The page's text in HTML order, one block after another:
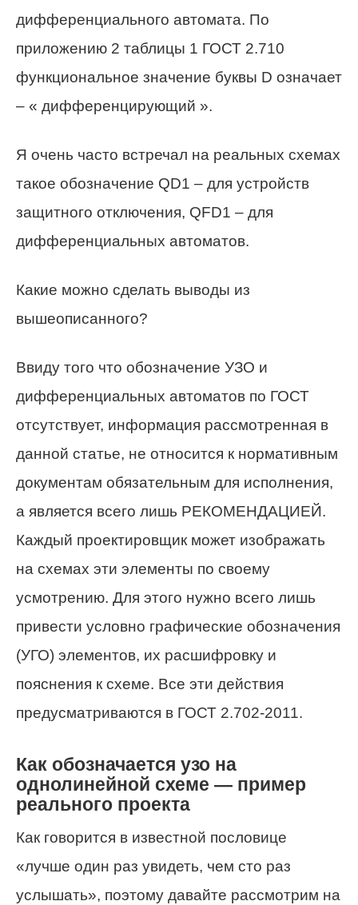
дифференциального автомата. По
приложению 2 таблицы 1 ГОСТ 2.710
функциональное значение буквы D означает
– « дифференцирующий ».
Я очень часто встречал на реальных схемах
такое обозначение QD1 – для устройств
защитного отключения, QFD1 – для
дифференциальных автоматов.
Какие можно сделать выводы из
вышеописанного?
Ввиду того что обозначение УЗО и
дифференциальных автоматов по ГОСТ
отсутствует, информация рассмотренная в
данной статье, не относится к нормативным
документам обязательным для исполнения,
а является всего лишь РЕКОМЕНДАЦИЕЙ.
Каждый проектировщик может изображать
на схемах эти элементы по своему
усмотрению. Для этого нужно всего лишь
привести условно графические обозначения
(УГО) элементов, их расшифровку и
пояснения к схеме. Все эти действия
предусматриваются в ГОСТ 2.702-2011.
Как обозначается узо на
однолинейной схеме — пример
реального проекта
Как говорится в известной пословице
«лучше один раз увидеть, чем сто раз
услышать», поэтому давайте рассмотрим на